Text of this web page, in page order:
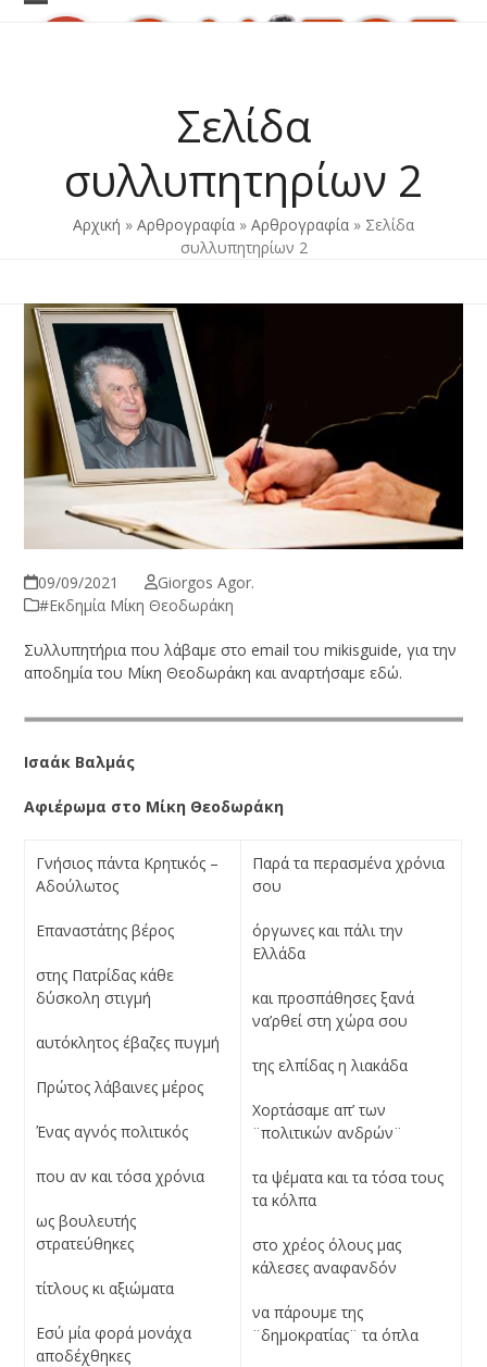
Skip
Open
Close
Σελίδα
συλλυπητηρίων 2
Αρχική » Αρθρογραφία » Αρθρογραφία » Σελίδα
συλλυπητηρίων 2
09/09/2021
Giorgos Agor.
#Εκδημία Μίκη Θεοδωράκη
Συλλυπητήρια που λάβαμε στο email του mikisguide, για την
αποδημία του Μίκη Θεοδωράκη και αναρτήσαμε εδώ.
Ισαάκ Βαλμάς
Αφιέρωμα στο Μίκη Θεοδωράκη
Γνήσιος πάντα Κρητικός –
Αδούλωτος
Επαναστάτης βέρος
στης Πατρίδας κάθε
δύσκολη στιγμή
αυτόκλητος έβαζες πυγμή
Πρώτος λάβαινες μέρος
Ένας αγνός πολιτικός
που αν και τόσα χρόνια
ως βουλευτής
στρατεύθηκες
τίτλους κι αξιώματα
Εσύ μία φορά μονάχα
αποδέχθηκες
Παρά τα περασμένα χρόνια
σου
όργωνες και πάλι την
Ελλάδα
και προσπάθησες ξανά
να’ρθεί στη χώρα σου
της ελπίδας η λιακάδα
Χορτάσαμε απ’ των
¨πολιτικών ανδρών¨
τα ψέματα και τα τόσα τους
τα κόλπα
στο χρέος όλους μας
κάλεσες αναφανδόν
να πάρουμε της
¨δημοκρατίας¨ τα όπλα